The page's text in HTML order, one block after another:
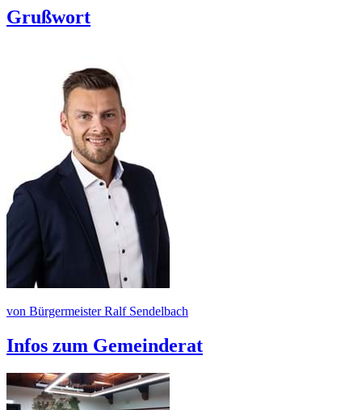
Grußwort
von Bürgermeister Ralf Sendelbach
Infos zum Gemeinderat